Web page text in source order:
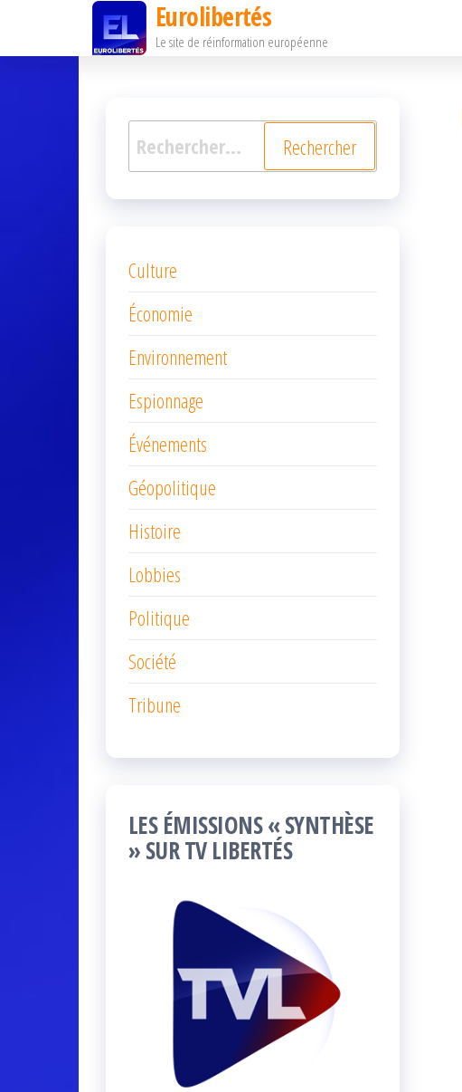
ce
Eurolibertés
Le site de réinformation européenne
Rechercher :
Culture
Économie
Environnement
Espionnage
Événements
Géopolitique
Histoire
Lobbies
Politique
Société
Tribune
LES ÉMISSIONS « SYNTHÈSE
» SUR TV LIBERTÉS